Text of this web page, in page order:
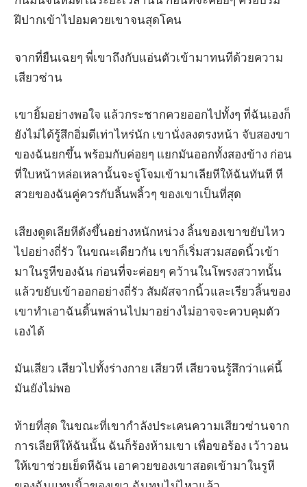
ฝีปากเข้าไปอมควยเขาจนสุดโคน
จากที่ยืนเฉยๆ พี่เขาถึงกับแอ่นตัวเข้ามาทนทีด้วยความ
เสียวซ่าน
เขายิ้มอย่างพอใจ แล้วกระชากควยออกไปทั้งๆ ที่ฉันเองก็
ยังไม่ได้รู้สึกอิ่มดีเท่าไหร่นัก เขานั่งลงตรงหน้า จับสองขา
ของฉันยกขึ้น พร้อมกับค่อยๆ แยกมันออกทั้งสองข้าง ก่อน
ที่ใบหน้าหล่อเหลานั้นจะจู่โจมเข้ามาเลียหีให้ฉันทันที หี
สวยของฉันคู่ควรกับลิ้นพลิ้วๆ ของเขาเป็นที่สุด
เสียงดูดเลียหีดังขึ้นอย่างหนักหน่วง ลิ้นของเขาขยับไหว
ไปอย่างถี่รัว ในขณะเดียวกัน เขาก็เริ่มสวมสอดนิ้วเข้า
มาในรูหีของฉัน ก่อนที่จะค่อยๆ คว้านในโพรงสวาทนั้น
แล้วขยับเข้าออกอย่างถี่รัว สัมผัสจากนิ้วและเรียวลิ้นของ
เขาทำเอาฉันดิ้นพล่านไปมาอย่างไม่อาจจะควบคุมตัว
เองได้
มันเสียว เสียวไปทั้งร่างกาย เสียวหี เสียวจนรู้สึกว่าแค่นี้
มันยังไม่พอ
ท้ายที่สุด ในขณะที่เขากำลังประเคนความเสียวซ่านจาก
การเลียหีให้ฉันนั้น ฉันก็ร้องห้ามเขา เพื่อขอร้อง เว้าวอน
ให้เขาช่วยเย็ดหีฉัน เอาควยของเขาสอดเข้ามาในรูหี